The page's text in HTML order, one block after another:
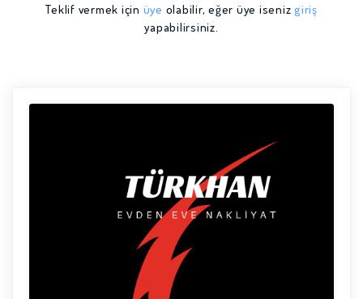
Teklif vermek için üye olabilir, eğer üye iseniz giriş
yapabilirsiniz.